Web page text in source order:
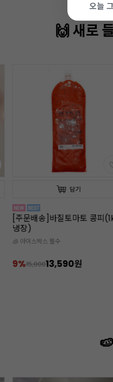
오늘
🙌 새로
담기
[주문배송]바질토마토 콩피
냉장)
🧊 아이스박스 필수
9%15,00013,590원